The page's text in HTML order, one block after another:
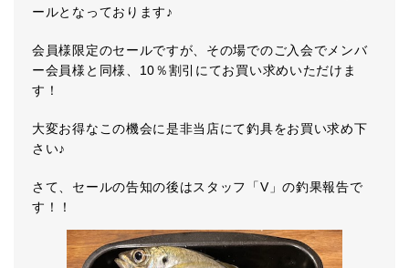
ールとなっております♪
会員様限定のセールですが、その場でのご入会でメンバ
ー会員様と同様、10％割引にてお買い求めいただけま
す！
大変お得なこの機会に是非当店にて釣具をお買い求め下
さい♪
さて、セールの告知の後はスタッフ「V」の釣果報告で
す！！